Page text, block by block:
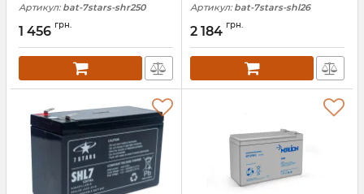
Артикул: bat-7stars-shr250
1 456 грн.
Артикул: bat-7stars-shl26
2 184 грн.